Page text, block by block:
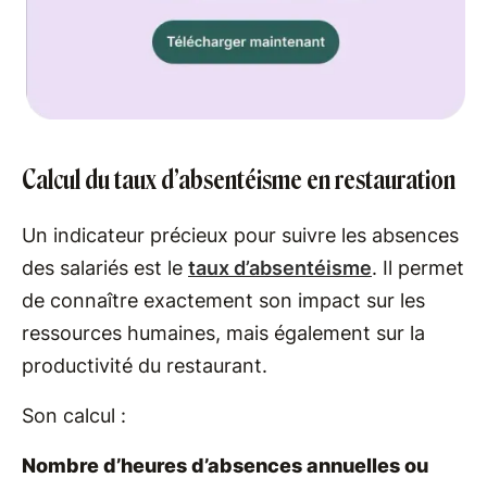
Calcul du taux d’absentéisme en restauration
Un indicateur précieux pour suivre les absences
des salariés est le taux d’absentéisme. Il permet
de connaître exactement son impact sur les
ressources humaines, mais également sur la
productivité du restaurant.
Son calcul :
Nombre d’heures d’absences annuelles ou